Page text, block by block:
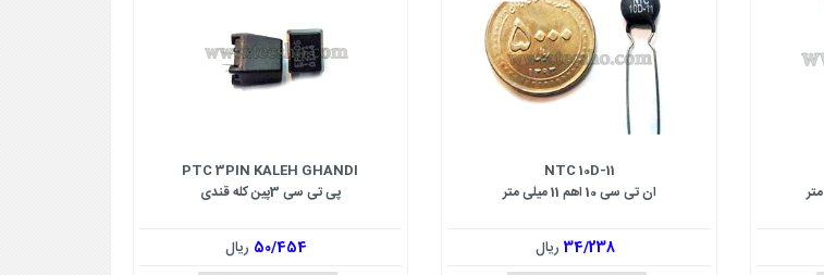
NTC 10D-11
ان تی سی 10 اهم 11 میلی متر
34/238ریال
PTC 3PIN KALEH GHANDI
پی تی سی 3پین کله قندی
50/454 ریال